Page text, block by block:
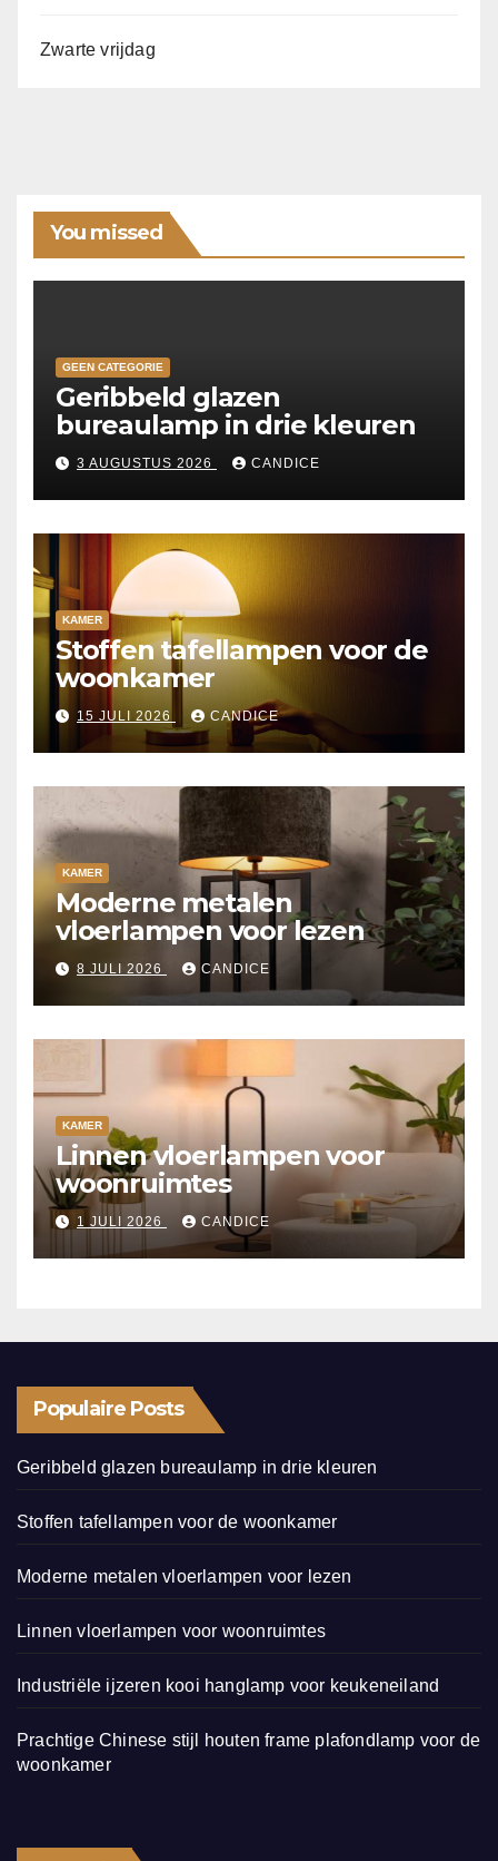
Zwarte vrijdag
You missed
GEEN CATEGORIE
Geribbeld glazen
bureaulamp in drie kleuren
3 AUGUSTUS 2026 CANDICE
KAMER
Stoffen tafellampen voor de
woonkamer
15 JULI 2026 CANDICE
KAMER
Moderne metalen
vloerlampen voor lezen
8 JULI 2026 CANDICE
KAMER
Linnen vloerlampen voor
woonruimtes
1 JULI 2026 CANDICE
Populaire Posts
Geribbeld glazen bureaulamp in drie kleuren
Stoffen tafellampen voor de woonkamer
Moderne metalen vloerlampen voor lezen
Linnen vloerlampen voor woonruimtes
Industriële ijzeren kooi hanglamp voor keukeneiland
Prachtige Chinese stijl houten frame plafondlamp voor de
woonkamer